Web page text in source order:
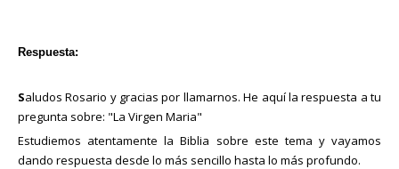
Respuesta:
Saludos Rosario y gracias por llamarnos. He aquí la respuesta a tu
pregunta sobre: "La Virgen Maria"
Estudiemos atentamente la Biblia sobre este tema y vayamos
dando respuesta desde lo más sencillo hasta lo más profundo.